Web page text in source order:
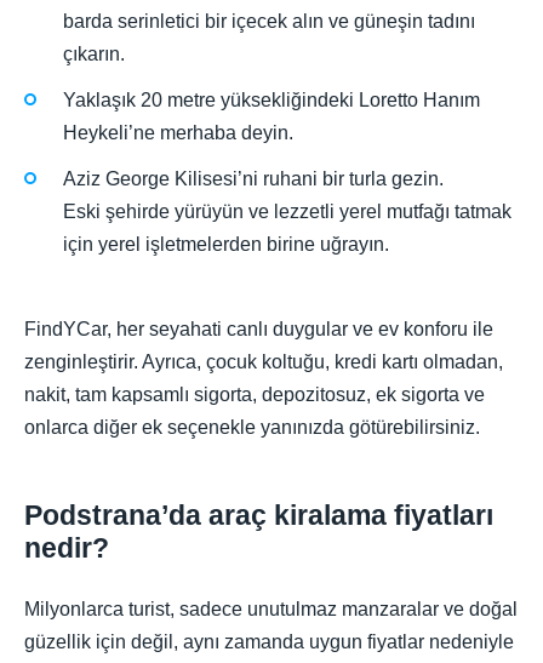
barda serinletici bir içecek alın ve güneşin tadını
çıkarın.
Yaklaşık 20 metre yüksekliğindeki Loretto Hanım
Heykeli’ne merhaba deyin.
Aziz George Kilisesi’ni ruhani bir turla gezin.
Eski şehirde yürüyün ve lezzetli yerel mutfağı tatmak
için yerel işletmelerden birine uğrayın.
FindYCar, her seyahati canlı duygular ve ev konforu ile
zenginleştirir. Ayrıca, çocuk koltuğu, kredi kartı olmadan,
nakit, tam kapsamlı sigorta, depozitosuz, ek sigorta ve
onlarca diğer ek seçenekle yanınızda götürebilirsiniz.
Podstrana’da araç kiralama fiyatları
nedir?
Milyonlarca turist, sadece unutulmaz manzaralar ve doğal
güzellik için değil, aynı zamanda uygun fiyatlar nedeniyle